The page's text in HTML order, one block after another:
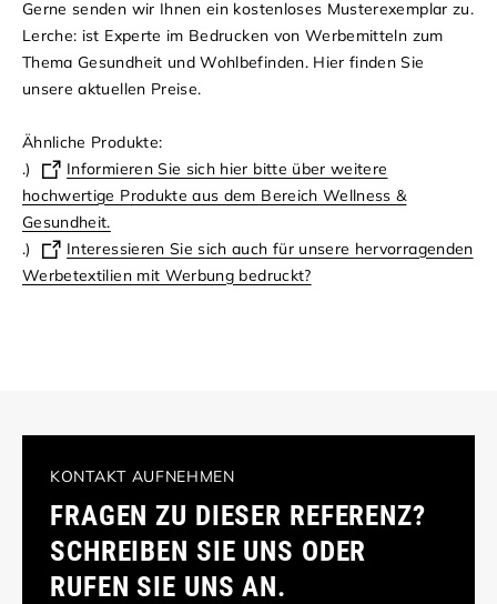
Gerne senden wir Ihnen ein kostenloses Musterexemplar zu.
Lerche: ist Experte im Bedrucken von Werbemitteln zum
Thema Gesundheit und Wohlbefinden. Hier finden Sie
unsere aktuellen Preise.
Ähnliche Produkte:
.)
Informieren Sie sich hier bitte über weitere
hochwertige Produkte aus dem Bereich Wellness &
Gesundheit.
.)
Interessieren Sie sich auch für unsere hervorragenden
Werbetextilien mit Werbung bedruckt?
KONTAKT AUFNEHMEN
FRAGEN ZU DIESER REFERENZ?
SCHREIBEN SIE UNS ODER
RUFEN SIE UNS AN.